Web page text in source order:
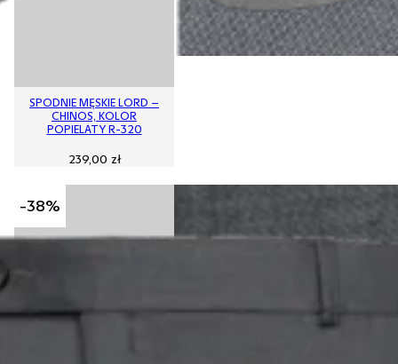
SPODNIE MĘSKIE LORD –
CHINOS, KOLOR
POPIELATY R-320
239,00 zł
-38%